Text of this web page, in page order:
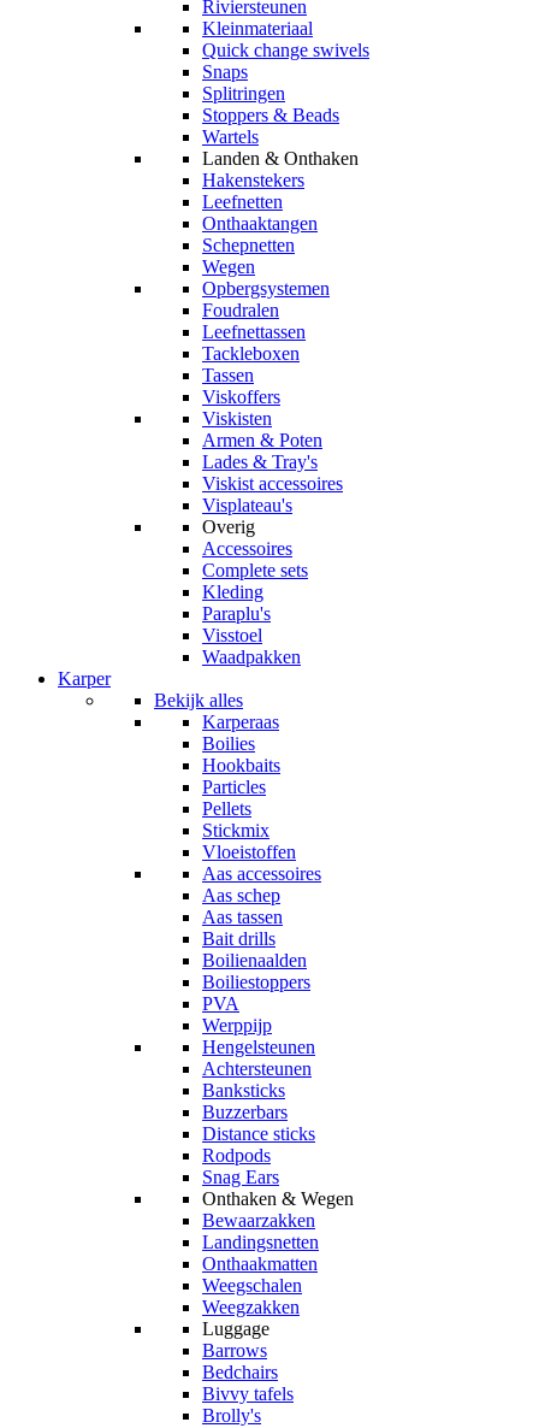
Riviersteunen
Kleinmateriaal
Quick change swivels
Snaps
Splitringen
Stoppers & Beads
Wartels
Landen & Onthaken
Hakenstekers
Leefnetten
Onthaaktangen
Schepnetten
Wegen
Opbergsystemen
Foudralen
Leefnettassen
Tackleboxen
Tassen
Viskoffers
Viskisten
Armen & Poten
Lades & Tray's
Viskist accessoires
Visplateau's
Overig
Accessoires
Complete sets
Kleding
Paraplu's
Visstoel
Waadpakken
Karper
Bekijk alles
Karperaas
Boilies
Hookbaits
Particles
Pellets
Stickmix
Vloeistoffen
Aas accessoires
Aas schep
Aas tassen
Bait drills
Boilienaalden
Boiliestoppers
PVA
Werppijp
Hengelsteunen
Achtersteunen
Banksticks
Buzzerbars
Distance sticks
Rodpods
Snag Ears
Onthaken & Wegen
Bewaarzakken
Landingsnetten
Onthaakmatten
Weegschalen
Weegzakken
Luggage
Barrows
Bedchairs
Bivvy tafels
Brolly's